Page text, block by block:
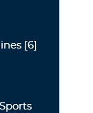
[6]